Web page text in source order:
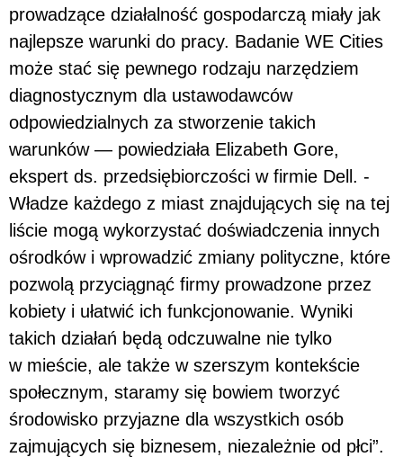
prowadzące działalność gospodarczą miały jak
najlepsze warunki do pracy. Badanie WE Cities
może stać się pewnego rodzaju narzędziem
diagnostycznym dla ustawodawców
odpowiedzialnych za stworzenie takich
warunków — powiedziała Elizabeth Gore,
ekspert ds. przedsiębiorczości w firmie Dell. -
Władze każdego z miast znajdujących się na tej
liście mogą wykorzystać doświadczenia innych
ośrodków i wprowadzić zmiany polityczne, które
pozwolą przyciągnąć firmy prowadzone przez
kobiety i ułatwić ich funkcjonowanie. Wyniki
takich działań będą odczuwalne nie tylko
w mieście, ale także w szerszym kontekście
społecznym, staramy się bowiem tworzyć
środowisko przyjazne dla wszystkich osób
zajmujących się biznesem, niezależnie od płci”.